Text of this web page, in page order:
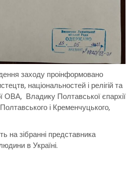
заходу проінформовано
національностей і релігій та
ОВА, Владику Полтавської єпархії
і Кременчуцького,
на зібранні представника
в Україні.